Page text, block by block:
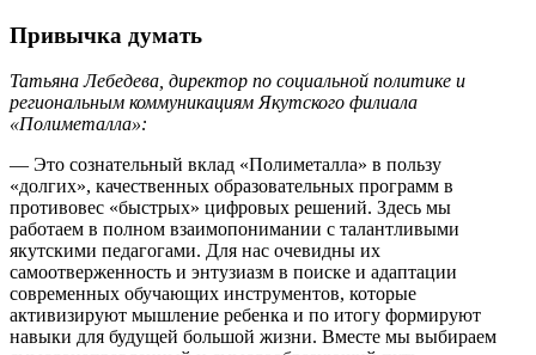
Привычка думать
Татьяна Лебедева, директор по социальной политике и
региональным коммуникациям Якутского филиала
«Полиметалла»:
— Это сознательный вклад «Полиметалла» в пользу
«долгих», качественных образовательных программ в
противовес «быстрых» цифровых решений. Здесь мы
работаем в полном взаимопонимании с талантливыми
якутскими педагогами. Для нас очевидны их
самоотверженность и энтузиазм в поиске и адаптации
современных обучающих инструментов, которые
активизируют мышление ребенка и по итогу формируют
навыки для будущей большой жизни. Вместе мы выбираем